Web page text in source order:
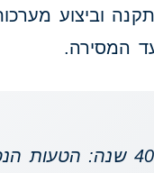
המסירה.
מהניסיון שלנו בעבודה עם מאות